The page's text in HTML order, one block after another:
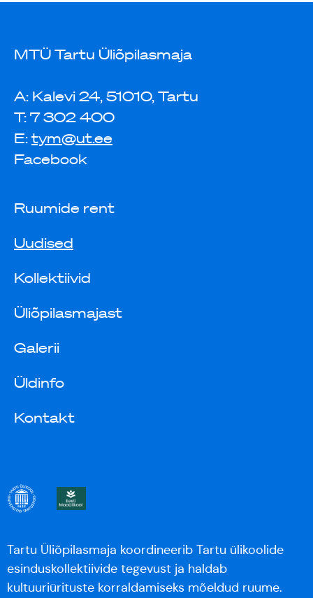
MTÜ Tartu Üliõpilasmaja
A: Kalevi 24, 51010, Tartu
T: 7 302 400
E: tym@ut.ee
Facebook
Ruumide rent
Uudised
Kollektiivid
Üliõpilasmajast
Galerii
Üldinfo
Kontakt
Tartu Üliõpilasmaja koordineerib Tartu ülikoolide
esinduskollektiivide tegevust ja haldab
kultuuriürituste korraldamiseks mõeldud ruume.